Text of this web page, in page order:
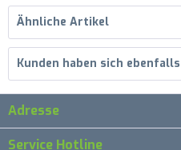
Ähnliche Artikel
Kunden haben sich
Adresse
Service Hotline